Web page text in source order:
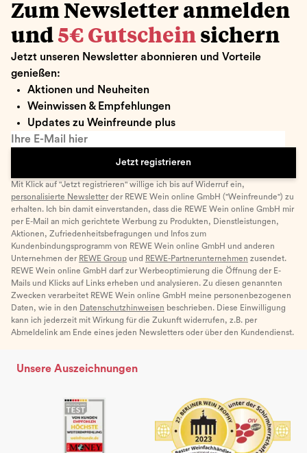
Zum Newsletter anmelden
und 5€ Gutschein sichern
Jetzt unseren Newsletter abonnieren und Vorteile
genießen:
Aktionen und Neuheiten
Weinwissen & Empfehlungen
Updates zu Weinfreunde plus
Ihre E-Mail hier
Jetzt registrieren
Mit Klick auf "Jetzt registrieren" willige ich bis auf Widerruf ein,
personalisierte Newsletter der REWE Wein online GmbH ("Weinfreunde") zu
erhalten. Ich bin damit einverstanden, dass die REWE Wein online GmbH mir
per E-Mail an mich gerichtete Werbung zu Produkten, Dienstleistungen,
Aktionen, Zufriedenheitsbefragungen und Infos zum
Kundenbindungsprogramm von REWE Wein online GmbH und anderen
Unternehmen der REWE Group und REWE-Partnerunternehmen zusendet.
REWE Wein online GmbH darf zur Werbeoptimierung die Öffnung der E-
Mails und Klicks auf Links erheben und analysieren. Zu diesen genannten
Zwecken verarbeitet REWE Wein online GmbH meine personenbezogenen
Daten, wie in den Datenschutzhinweisen beschrieben. Diese Einwilligung
kann ich jederzeit mit Wirkung für die Zukunft widerrufen, z.B. per
Abmeldelink am Ende eines jeden Newsletters oder über den Kundendienst.
Unsere Auszeichnungen